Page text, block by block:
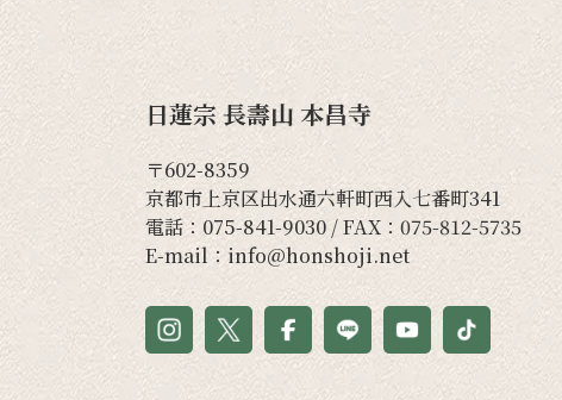
日蓮宗 長壽山 本昌寺
〒602-8359
京都市上京区出水通六軒町西入七番町341
電話： 075-841-9030/ FAX：075-812-5735
E-mail： info@honshoji.net